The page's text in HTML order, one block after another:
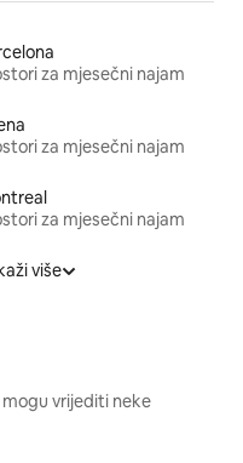
za mjesečni najam
za mjesečni najam
za mjesečni najam
više
vrijediti neke